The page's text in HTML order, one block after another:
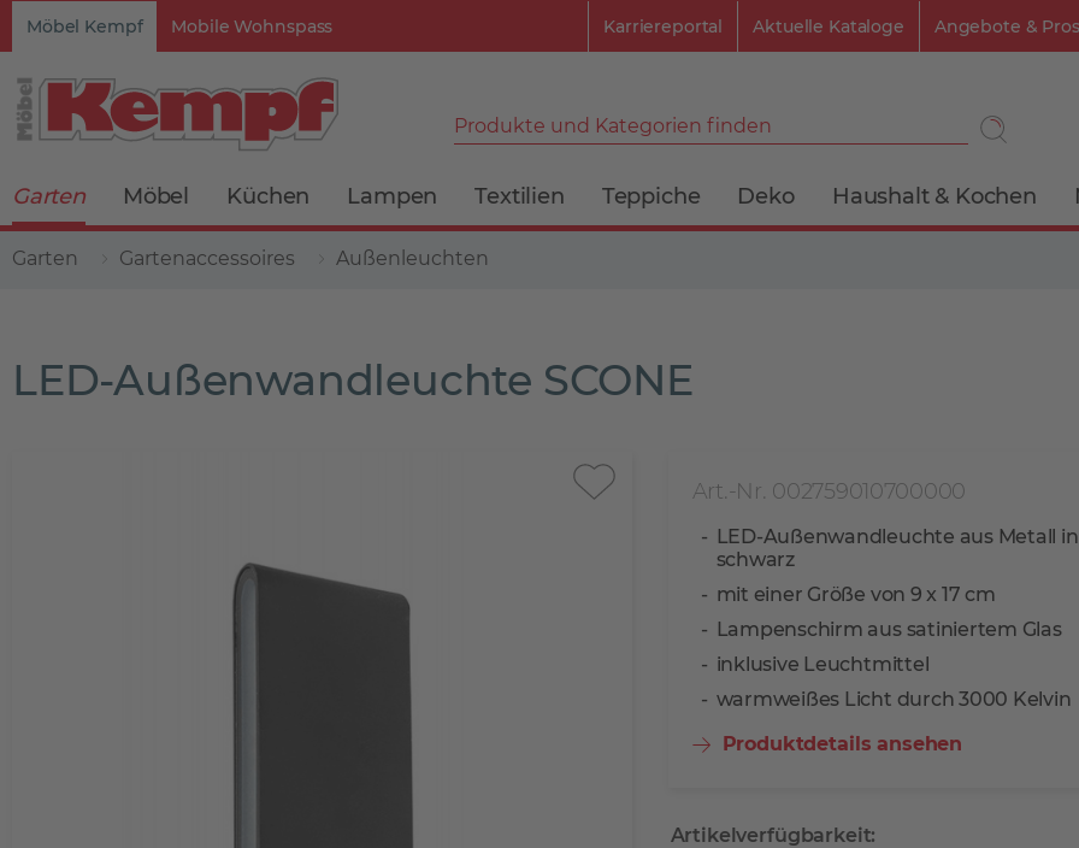
Möbel Kempf Mobile Wohnspass Karriereportal Aktuelle Kataloge Angebote &
Produkte und Kategorien finden
Garten Möbel Küchen Lampen Textilien Teppiche Deko Haushalt & Kochen
Garten Gartenaccessoires Außenleuchten
LED-Außenwandleuchte SCONE
Art.-Nr. 002759010700000
LED-Außenwandleuchte aus Metall in
schwarz
mit einer Größe von 9 x 17 cm
Lampenschirm aus satiniertem Glas
inklusive Leuchtmittel
warmweißes Licht durch 3000 Kelvin
Produktdetails ansehen
Artikelverfügbarkeit: